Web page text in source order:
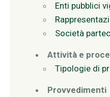
Enti pubblici
Società
Attività e
Tipologie di
Provvedimenti